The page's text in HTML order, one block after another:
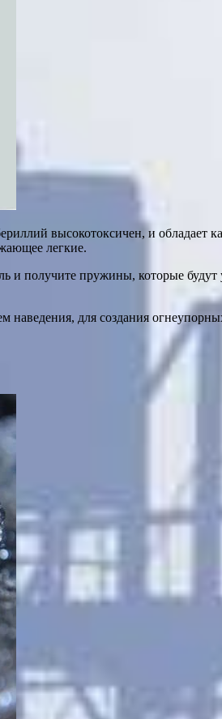
высокотоксичен, и обладает
легкие.
и получите пружины, которые
для создания